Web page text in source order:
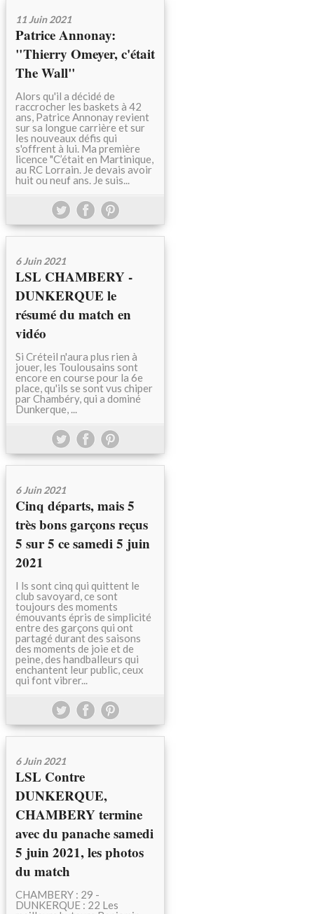
11 Juin 2021
Patrice Annonay:
"Thierry Omeyer, c'était
The Wall"
Alors qu'il a décidé de
raccrocher les baskets à 42
ans, Patrice Annonay revient
sur sa longue carrière et sur
les nouveaux défis qui
s'offrent à lui. Ma première
licence "C’était en Martinique,
au RC Lorrain. Je devais avoir
huit ou neuf ans. Je suis...
6 Juin 2021
LSL CHAMBERY -
DUNKERQUE le
résumé du match en
vidéo
Si Créteil n'aura plus rien à
jouer, les Toulousains sont
encore en course pour la 6e
place, qu'ils se sont vus chiper
par Chambéry, qui a dominé
Dunkerque, ...
6 Juin 2021
Cinq départs, mais 5
très bons garçons reçus
5 sur 5 ce samedi 5 juin
2021
I ls sont cinq qui quittent le
club savoyard, ce sont
toujours des moments
émouvants épris de simplicité
entre des garçons qui ont
partagé durant des saisons
des moments de joie et de
peine, des handballeurs qui
enchantent leur public, ceux
qui font vibrer...
6 Juin 2021
LSL Contre
DUNKERQUE,
CHAMBERY termine
avec du panache samedi
5 juin 2021, les photos
du match
CHAMBERY : 29 -
DUNKERQUE : 22 Les